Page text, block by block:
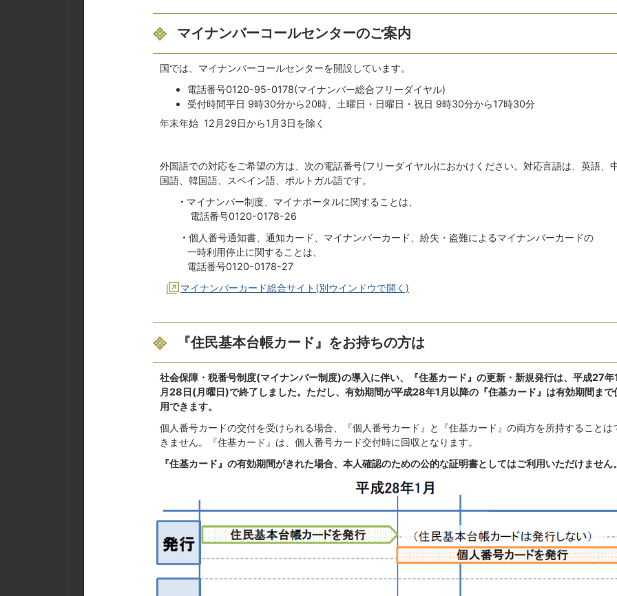
マイナンバーコールセンターのご案内
国では、マイナンバーコールセンターを開設しています。
電話番号0120-95-0178(マイナンバー総合フリーダイヤル)
受付時間平日 9時30分から20時、土曜日・日曜日・祝日 9時30分から17時30分
年末年始 12月29日から1月3日を除く
外国語での対応をご希望の方は、次の電話番号(フリーダイヤル)におかけください。対応言語は、英語、
国語、韓国語、スペイン語、ポルトガル語です。
・ マイナンバー制度、マイナポータルに関することは、
電話番号0120-0178-26
・ 個人番号通知書、通知カード、マイナンバーカード、紛失・盗難によるマイナンバーカードの
一時利用停止に関することは、
電話番号0120-0178-27
マイナンバーカード総合サイト(別ウインドウで開く)
『住民基本台帳カード』をお持ちの方は
社会保障・税番号制度(マイナンバー制度)の導入に伴い、『住基カード』の更新・新規発行は、平成27年
月28日(月曜日)で終了しました。ただし、有効期間が平成28年1月以降の『住基カード』は有効期間まで
用できます。
個人番号カードの交付を受けられる場合、『個人番号カード』と『住基カード』の両方を所持することは
きません。『住基カード』は、個人番号カード交付時に回収となります。
『住基カード』の有効期間がきれた場合、本人確認のための公的な証明書としてはご利用いただけません